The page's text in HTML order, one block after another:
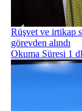
Rüşvet ve irtikap
görevden alındı
Okuma Süresi 1